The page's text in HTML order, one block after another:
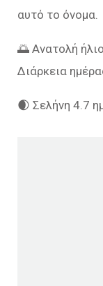
αυτό το όνομα.
🌅 Ανατολή
Διάρκεια
🌒 Σελήνη 4.7